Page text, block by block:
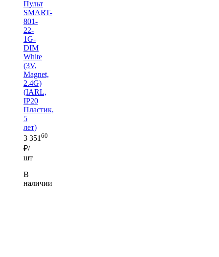
Пульт
SMART-
801-
22-
1G-
DIM
White
(3V,
Magnet,
2.4G)
(IARL,
IP20
Пластик,
5
лет)
3 351 60
₽/
шт
В
наличии